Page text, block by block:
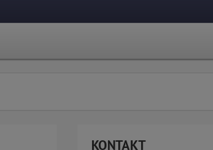
KONTAKT